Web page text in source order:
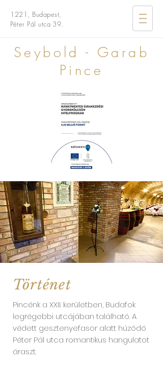
1221, Budapest,
Péter Pál utca 39.
Seybold - Garab
Pince
Történet
Pincénk a XXII. kerületben, Budafok
legrégebbi utcájában található. A
védett gesztenyefasor alatt húzódó
Péter Pál utca romantikus hangulatot
áraszt.